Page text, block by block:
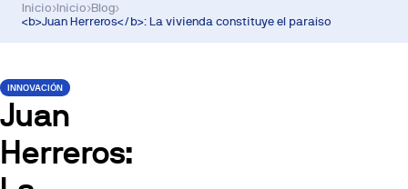
Inicio›Inicio›Blog›
<b>Juan Herreros</b>: La vivienda constituye el paraíso
INNOVACIÓN
Juan
Herreros: